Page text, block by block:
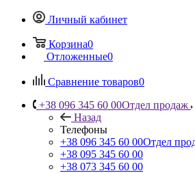
Личный кабинет
Корзина0
Отложенные0
Сравнение товаров0
+38 096 345 60 00Отдел продаж
Назад
Телефоны
+38 096 345 60 00Отдел
+38 095 345 60 00
+38 073 345 60 00